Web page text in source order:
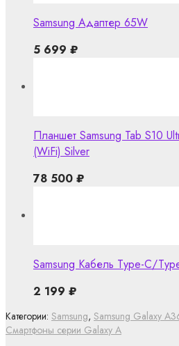
Категории: Samsung, Samsung Galaxy
Смартфоны серии Galaxy A
Samsung Адаптер 65W
5 699 ₽
Планшет Samsung Tab S10
(WiFi) Silver
78 500 ₽
Samsung Кабель Type-C/
2 199 ₽